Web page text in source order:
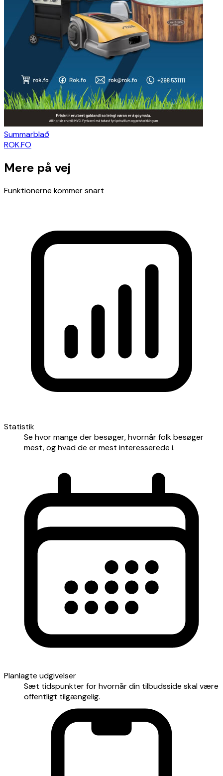
Summarblað
ROK.FO
Mere på vej
Funktionerne kommer snart
Statistik
Se hvor mange der besøger, hvornår folk besøger
mest, og hvad de er mest interesserede i.
Planlagte udgivelser
Sæt tidspunkter for hvornår din tilbudsside skal være
offentligt tilgængelig.